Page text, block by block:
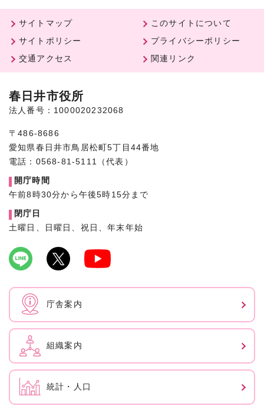
サイトマップ
このサイトについて
サイトポリシー
プライバシーポリシー
交通アクセス
関連リンク
春日井市役所
法人番号：1000020232068
〒486-8686
愛知県春日井市鳥居松町5丁目44番地
電話：0568-81-5111（代表）
開庁時間
午前8時30分から午後5時15分まで
閉庁日
土曜日、日曜日、祝日、年末年始
庁舎案内
組織案内
統計・人口